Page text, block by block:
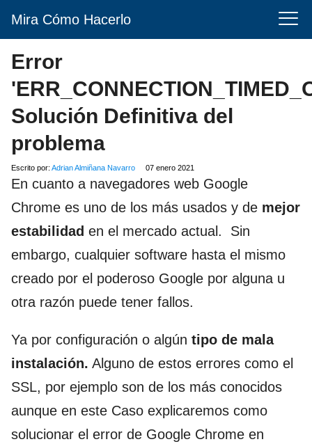
Mira Cómo Hacerlo
Error
Solución Definitiva del
problema
Escrito por: Adrian Almiñana Navarro 07 enero 2021
En cuanto a navegadores web Google
Chrome es uno de los más usados y de mejor
estabilidad en el mercado actual. Sin
embargo, cualquier software hasta el mismo
creado por el poderoso Google por alguna u
otra razón puede tener fallos.
Ya por configuración o algún tipo de mala
instalación. Alguno de estos errores como el
SSL, por ejemplo son de los más conocidos
aunque en este Caso explicaremos como
solucionar el error de Google Chrome en